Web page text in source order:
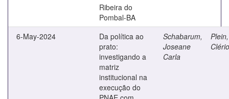
Ribeira do
Pombal-BA
6-May-2024
Da política ao
prato:
investigando a
matriz
institucional na
execução do
Schabarum,
Joseane
Carla
Plein,
Clério